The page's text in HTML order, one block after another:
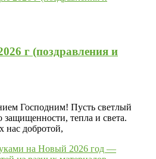
г (поздравления и
Господним! Пусть светлый
защищенности, тепла и света.
нас добротой,